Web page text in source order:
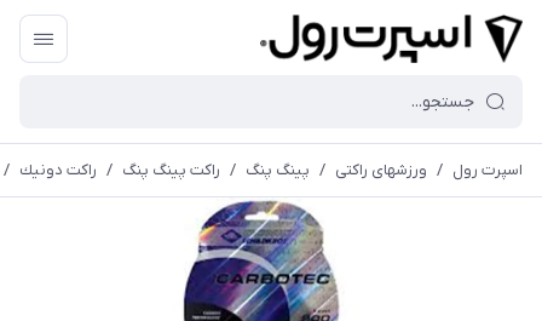
اسپرت رول / ورزشهای راکتی / پینگ پنگ / راکت پینگ پنگ / راكت دونيك /